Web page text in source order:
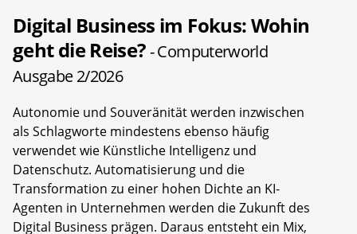
Digital Business im Fokus: Wohin
geht die Reise?- Computerworld
Ausgabe 2/2026
Autonomie und Souveränität werden inzwischen
als Schlagworte mindestens ebenso häufig
verwendet wie Künstliche Intelligenz und
Datenschutz. Automatisierung und die
Transformation zu einer hohen Dichte an KI-
Agenten in Unternehmen werden die Zukunft des
Digital Business prägen. Daraus entsteht ein Mix,